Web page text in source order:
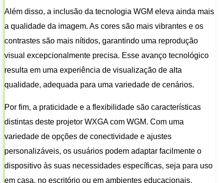
Além disso, a inclusão da tecnologia WGM eleva ainda mais
a qualidade da imagem. As cores são mais vibrantes e os
contrastes são mais nítidos, garantindo uma reprodução
visual excepcionalmente precisa. Esse avanço tecnológico
resulta em uma experiência de visualização de alta
qualidade, adequada para uma variedade de cenários.
Por fim, a praticidade e a flexibilidade são características
distintas deste projetor WXGA com WGM. Com uma
variedade de opções de conectividade e ajustes
personalizáveis, os usuários podem adaptar facilmente o
dispositivo às suas necessidades específicas, seja para uso
em casa, no escritório ou em ambientes educacionais.